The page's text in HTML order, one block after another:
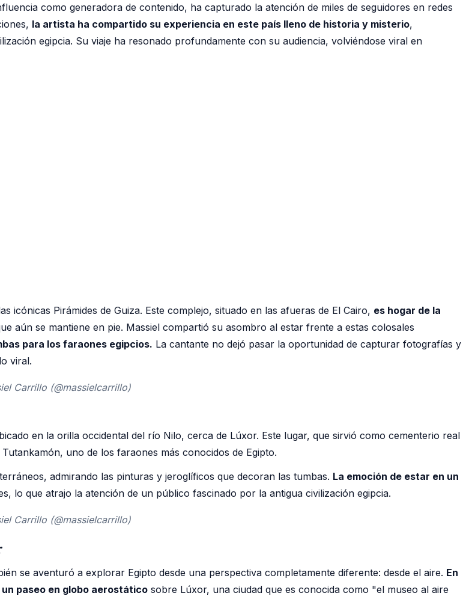
como generadora de contenido, ha capturado la atención de miles de seguidores en redes
la artista ha compartido su experiencia en este país lleno de historia y misterio,
egipcia. Su viaje ha resonado profundamente con su audiencia, volviéndose viral en
icónicas Pirámides de Guiza. Este complejo, situado en las afueras de El Cairo, es hogar de la
aún se mantiene en pie. Massiel compartió su asombro al estar frente a estas colosales
para los faraones egipcios. La cantante no dejó pasar la oportunidad de capturar fotografías y
viral.
Carrillo (@massielcarrillo)
en la orilla occidental del río Nilo, cerca de Lúxor. Este lugar, que sirvió como cementerio real
uno de los faraones más conocidos de Egipto.
admirando las pinturas y jeroglíficos que decoran las tumbas. La emoción de estar en un
lo que atrajo la atención de un público fascinado por la antigua civilización egipcia.
Carrillo (@massielcarrillo)
se aventuró a explorar Egipto desde una perspectiva completamente diferente: desde el aire. En
paseo en globo aerostático sobre Lúxor, una ciudad que es conocida como "el museo al aire